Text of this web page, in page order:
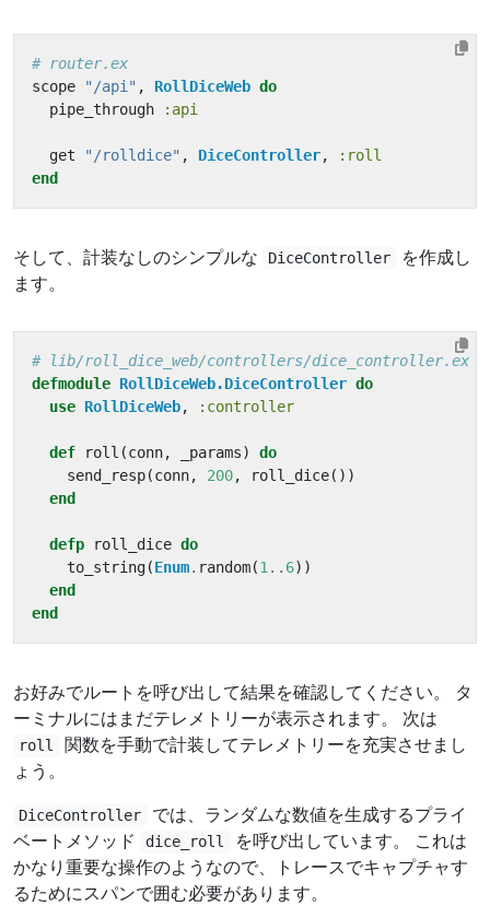
# router.ex
scope
"/api" , RollDiceWeb do
pipe_through
:api
get "/rolldice" , DiceController,
:roll
end
そして、計装なしのシンプルな DiceController
を作成し
ます。
# lib/roll_dice_web/controllers/dice_controller.ex
defmodule RollDiceWeb.DiceController do
use RollDiceWeb, :controller
def roll (conn, _params)
do
send_resp(conn, 200, roll_dice())
end
defp roll_dice do
to_string(Enum. random(1 .. 6))
end
end
お好みでルートを呼び出して結果を確認してください。 タ
ーミナルにはまだテレメトリーが表示されます。 次は
roll
関数を手動で計装してテレメトリーを充実させまし
ょう。
DiceController
では、ランダムな数値を生成するプライ
ベートメソッド
dice_roll
を呼び出しています。 これは
かなり重要な操作のようなので、トレースでキャプチャす
るためにスパンで囲む必要があります。